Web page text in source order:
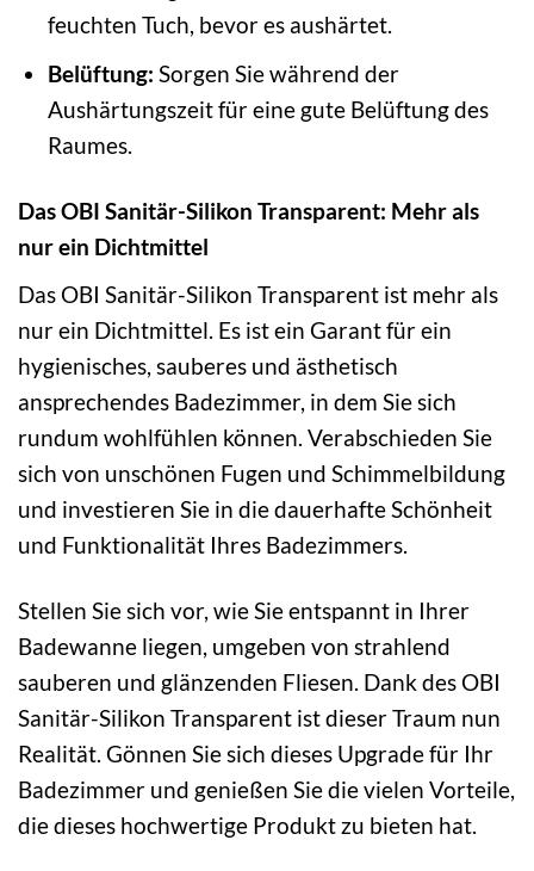
feuchten Tuch, bevor es aushärtet.
Belüftung: Sorgen Sie während der
Aushärtungszeit für eine gute Belüftung des
Raumes.
Das OBI Sanitär-Silikon Transparent: Mehr als
nur ein Dichtmittel
Das OBI Sanitär-Silikon Transparent ist mehr als
nur ein Dichtmittel. Es ist ein Garant für ein
hygienisches, sauberes und ästhetisch
ansprechendes Badezimmer, in dem Sie sich
rundum wohlfühlen können. Verabschieden Sie
sich von unschönen Fugen und Schimmelbildung
und investieren Sie in die dauerhafte Schönheit
und Funktionalität Ihres Badezimmers.
Stellen Sie sich vor, wie Sie entspannt in Ihrer
Badewanne liegen, umgeben von strahlend
sauberen und glänzenden Fliesen. Dank des OBI
Sanitär-Silikon Transparent ist dieser Traum nun
Realität. Gönnen Sie sich dieses Upgrade für Ihr
Badezimmer und genießen Sie die vielen Vorteile,
die dieses hochwertige Produkt zu bieten hat.